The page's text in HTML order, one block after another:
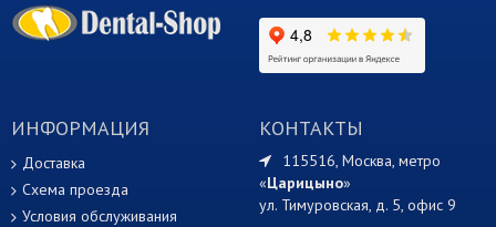
ИНФОРМАЦИЯ
Доставка
Схема проезда
Условия обслуживания
КОНТАКТЫ
115516, Москва, метро
«Царицыно»
ул. Тимуровская, д. 5, офис 9